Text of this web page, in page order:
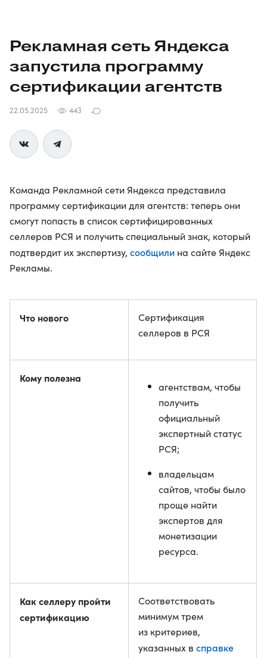
Рекламная сеть Яндекса
запустила программу
сертификации агентств
22.05.2025 443
Команда Рекламной сети Яндекса представила
программу сертификации для агентств: теперь они
смогут попасть в список сертифицированных
селлеров РСЯ и получить специальный знак, который
подтвердит их экспертизу, сообщили на сайте Яндекс
Рекламы.
Что нового
Сертификация
селлеров в РСЯ
Кому полезна
агентствам, чтобы
получить
официальный
экспертный статус
РСЯ;
владельцам
сайтов, чтобы было
проще найти
экспертов для
монетизации
ресурса.
Как селлеру пройти
сертификацию
Соответствовать
минимум трем
из критериев,
указанных в справке